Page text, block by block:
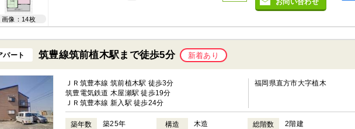
画像：14枚
パート 筑豊線筑前植木駅まで徒歩5分 新着あり
ＪＲ筑豊本線 筑前植木駅 徒歩3分
筑豊電気鉄道 木屋瀬駅 徒歩19分
ＪＲ筑豊本線 新入駅 徒歩24分
福岡県直方市大字植木
築年数 築25年 構造 木造 総階数 2階建